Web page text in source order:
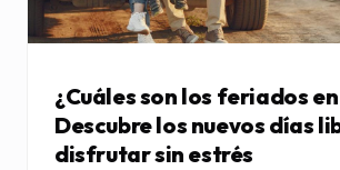
¿Cuáles son los feriados
Descubre los nuevos días
disfrutar sin estrés